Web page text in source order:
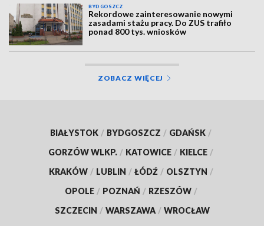
BYDGOSZCZ
Rekordowe zainteresowanie nowymi
zasadami stażu pracy. Do ZUS trafiło
ponad 800 tys. wniosków
ZOBACZ WIĘCEJ
BIAŁYSTOK / BYDGOSZCZ / GDAŃSK /
GORZÓW WLKP. / KATOWICE / KIELCE /
KRAKÓW / LUBLIN / ŁÓDŹ / OLSZTYN /
OPOLE / POZNAŃ / RZESZÓW /
SZCZECIN / WARSZAWA / WROCŁAW